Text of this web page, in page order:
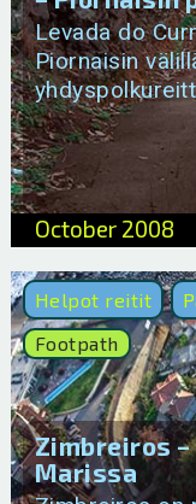
Levada do
Piornaisin
October 2008
Helpot reitit
Footpath
Zimbreiros –
Marissa